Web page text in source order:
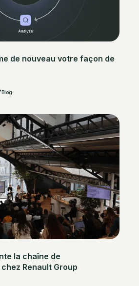
de nouveau votre façon de
Blog
la chaîne de
Renault Group